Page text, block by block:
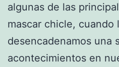
algunas de las
mascar chicle, cuando
desencadenamos una
acontecimientos en